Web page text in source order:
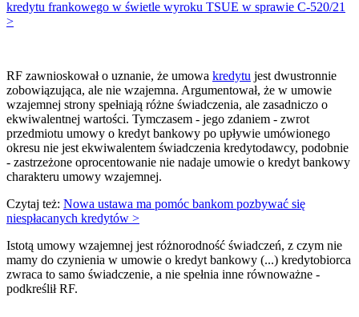
kredytu frankowego w świetle wyroku TSUE w sprawie C-520/21
>
RF zawnioskował o uznanie, że umowa kredytu jest dwustronnie
zobowiązująca, ale nie wzajemna. Argumentował, że w umowie
wzajemnej strony spełniają różne świadczenia, ale zasadniczo o
ekwiwalentnej wartości. Tymczasem - jego zdaniem - zwrot
przedmiotu umowy o kredyt bankowy po upływie umówionego
okresu nie jest ekwiwalentem świadczenia kredytodawcy, podobnie
- zastrzeżone oprocentowanie nie nadaje umowie o kredyt bankowy
charakteru umowy wzajemnej.
Czytaj też: Nowa ustawa ma pomóc bankom pozbywać się
niespłacanych kredytów >
Istotą umowy wzajemnej jest różnorodność świadczeń, z czym nie
mamy do czynienia w umowie o kredyt bankowy (...) kredytobiorca
zwraca to samo świadczenie, a nie spełnia inne równoważne -
podkreślił RF.